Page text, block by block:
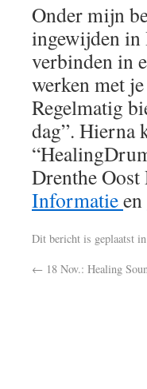
Onder mijn
ingewijden in
verbinden in
werken met
Regelmatig
dag”. Hierna
Drenthe
Informatieen
Dit bericht is geplaatst in
← 18 Nov.: Healing